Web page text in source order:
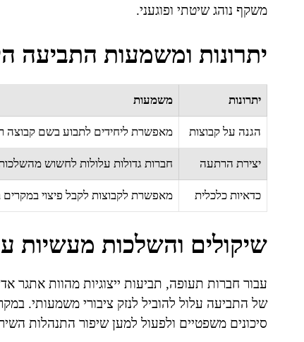
משקף נוהג שיטתי ופוגעני.
יתרונות ומשמעות התביעה
יתרונות משמעות
הגנה על קבוצות מאפשרת ליחידים לתבוע בשם קבוצה
יצירת הרתעה חברות גדולות עלולות לחשוש
כדאיות כלכלית מאפשרת לקבוצות לקבל פיצוי
שיקולים והשלכות מעשיות
עבור חברות תעופה, תביעות ייצוגיות מהוות אתגר
של התביעה עלול להוביל לנזק ציבורי משמעותי.
סיכונים משפטיים ולפעול למען שיפור התנהלות